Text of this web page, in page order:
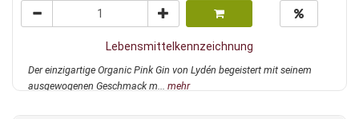
Lebensmittelkennzeichnung
Der einzigartige Organic Pink Gin von Lydén begeistert mit seinem
ausgewogenen Geschmack m... mehr